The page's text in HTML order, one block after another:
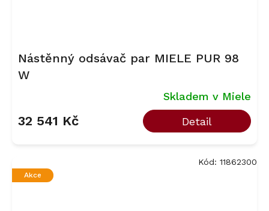
Nástěnný odsávač par MIELE PUR 98
W
Skladem v Miele
32 541 Kč Detail
Akce
Kód: 11862300